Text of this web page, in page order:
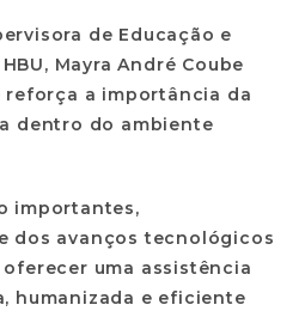
de Educação e
Mayra André Coube
reforça a importância da
dentro do ambiente
importantes,
dos avanços tecnológicos
uma assistência
humanizada e eficiente